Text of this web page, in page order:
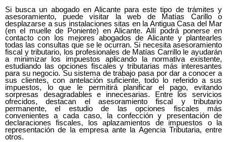
Si busca un abogado en Alicante para este tipo de trámites y
asesoramiento, puede visitar la web de Matías Carillo o
desplazarse a sus instalaciones sitas en la Antigua Casa del Mar
(en el muelle de Poniente) en Alicante. Allí podrá ponerse en
contacto con los mejores abogados de Alicante y plantearles
todas las consultas que se le ocurran. Si necesita asesoramiento
fiscal y tributario, los profesionales de Matías Carrillo le ayudarán
a minimizar los impuestos aplicando la normativa existente,
estudiando las opciones fiscales y tributarias más interesantes
para su negocio. Su sistema de trabajo pasa por dar a conocer a
sus clientes, con antelación suficiente, todo lo referido a sus
impuestos, lo que le permitirá planificar el pago, evitando
sorpresas desagradables e innecesarias. Entre los servicios
ofrecidos, destacan el asesoramiento fiscal y tributario
permanente, el estudio de las opciones fiscales más
convenientes a cada caso, la confección y presentación de
declaraciones fiscales, los aplazamientos de impuestos o la
representación de la empresa ante la Agencia Tributaria, entre
otros.